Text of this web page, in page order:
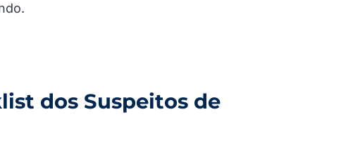
dos Suspeitos de